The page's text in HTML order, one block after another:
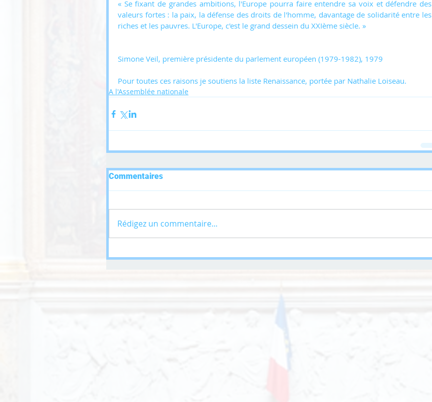
« Se fixant de grandes ambitions, l'Europe pourra faire entendre sa voix et défendre des
valeurs fortes : la paix, la défense des droits de l'homme, davantage de solidarité entre les
riches et les pauvres. L'Europe, c'est le grand dessein du XXIème siècle. »
Simone Veil, première présidente du parlement européen (1979-1982), 1979
Pour toutes ces raisons je soutiens la liste Renaissance, portée par Nathalie Loiseau.
A l'Assemblée nationale
Commentaires
Rédigez un commentaire...